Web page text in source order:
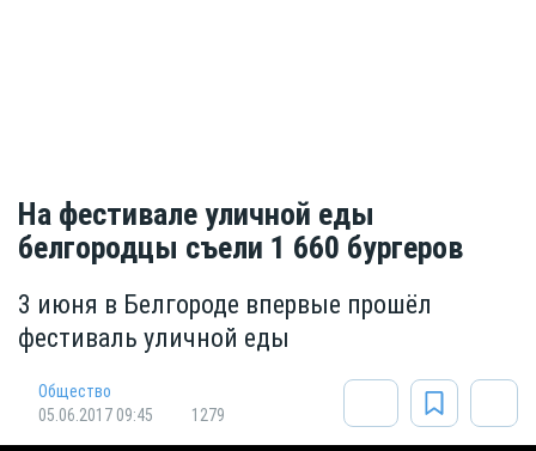
На фестивале уличной еды
белгородцы съели 1 660 бургеров
3 июня в Белгороде впервые прошёл
фестиваль уличной еды
Общество
05.06.2017 09:45
1279